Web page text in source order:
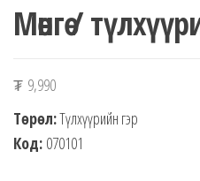
Мөнгө /
₮ 9,990
Төрөл:Түлхүүрийн гэр
Код: 070101